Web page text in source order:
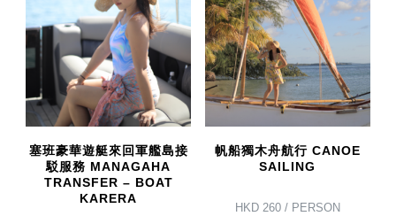
塞班豪華遊艇來回軍艦島接
駁服務 MANAGAHA
TRANSFER – BOAT
KARERA
帆船獨木舟航行 CANOE
SAILING
HKD260 / PERSON